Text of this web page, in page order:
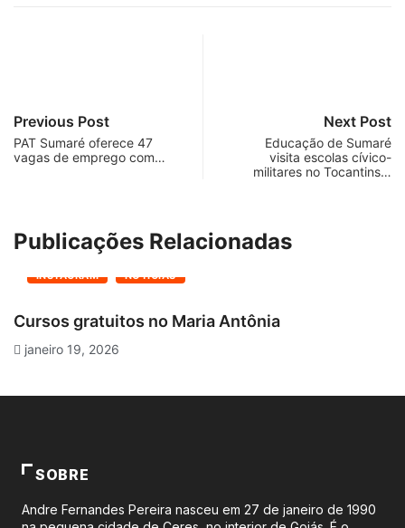
Previous Post
PAT Sumaré oferece 47
vagas de emprego com…
Next Post
Educação de Sumaré
visita escolas cívico-
militares no Tocantins…
Publicações Relacionadas
INSTAGRAM NOTÍCIAS
Cursos gratuitos no Maria Antônia
janeiro 19, 2026
SOBRE
Andre Fernandes Pereira nasceu em 27 de janeiro de 1990